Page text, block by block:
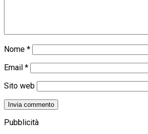
Nome *
Email *
Sito web
Pubblicità